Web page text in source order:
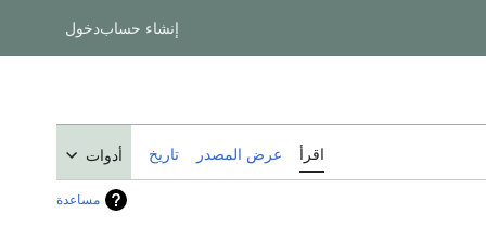
إنشاء حسابدخول
اقرأ عرض المصدر تاريخ أدوات
مساعدة